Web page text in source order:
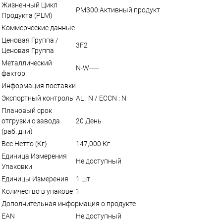
Жизненный Цикл
Продукта (PLM)
PM300:Активный продукт
Коммерческие данные
Ценовая Группа /
Ценовая Группа
3F2
Металлический
фактор
N-W-----
Информация поставки
Экспортный контроль AL : N / ECCN : N
Плановый срок
отгрузки с завода
(раб. дни)
20 День
Вес Нетто (Кг)
147,000 Кг
Единица Измерения
Упаковки
Не доступный
Единицы Измерения
1 шт.
Количество в упакове 1
Дополнительная информация о продукте
EAN
Не доступный